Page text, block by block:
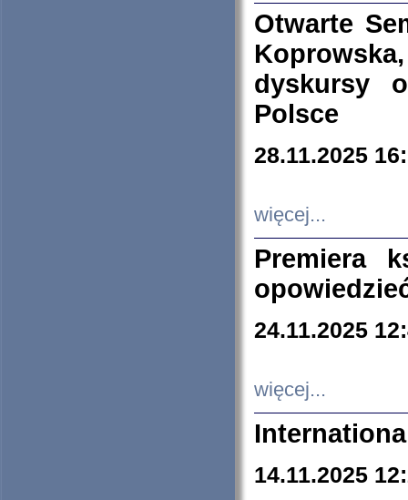
Otwarte
dyskursy
Polsce
28.11.2025
więcej...
Premiera
24.11.2025
więcej...
14.11.2025